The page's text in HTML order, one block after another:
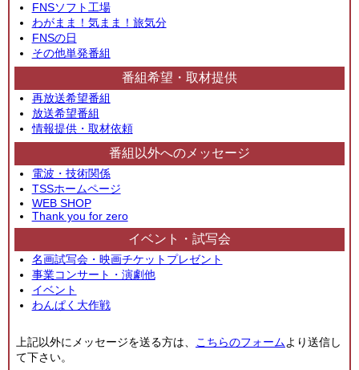
FNSソフト工場
わがまま！気まま！旅気分
FNSの日
その他単発番組
番組希望・取材提供
再放送希望番組
放送希望番組
情報提供・取材依頼
番組以外へのメッセージ
電波・技術関係
TSSホームページ
WEB SHOP
Thank you for zero
イベント・試写会
名画試写会・映画チケットプレゼント
事業コンサート・演劇他
イベント
わんぱく大作戦
上記以外にメッセージを送る方は、 こちらのフォームより送信し
て下さい。